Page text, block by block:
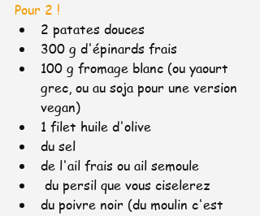
Pour 2 !
2 patates douces
300 g d'épinards frais
100 g fromage blanc (ou yaourt
grec, ou au soja pour une version
vegan)
1 filet huile d'olive
du sel
de l'ail frais ou ail semoule
du persil que vous ciselerez
du poivre noir (du moulin c'est